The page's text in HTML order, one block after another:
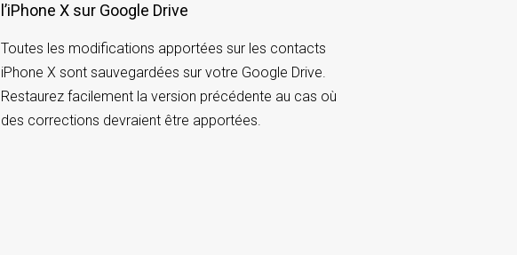
l’iPhone X sur Google Drive
Toutes les modifications apportées sur les contacts
iPhone X sont sauvegardées sur votre Google Drive.
Restaurez facilement la version précédente au cas où
des corrections devraient être apportées.